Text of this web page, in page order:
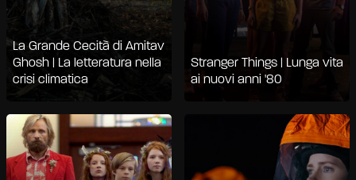
La Grande Cecità di Amitav
Ghosh | La letteratura nella
crisi climatica
Stranger Things | Lunga vita
ai nuovi anni '80